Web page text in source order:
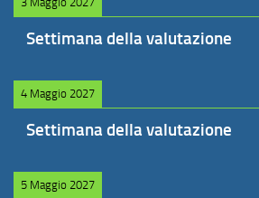
Settimana della valutazione
4 Maggio 2027
Settimana della valutazione
5 Maggio 2027